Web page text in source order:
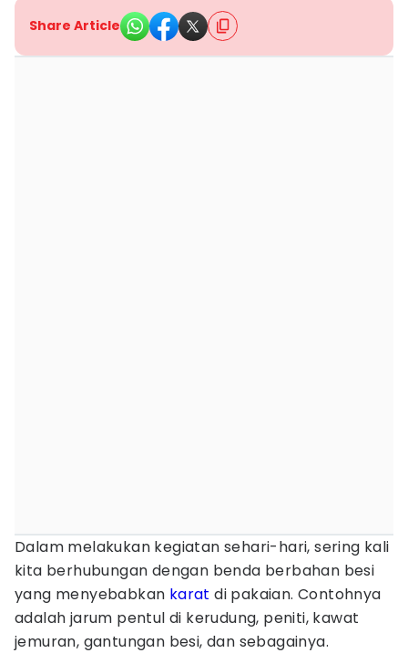
Share Article
Dalam melakukan kegiatan sehari-hari, sering kali
kita berhubungan dengan benda berbahan besi
yang menyebabkan karat di pakaian. Contohnya
adalah jarum pentul di kerudung, peniti, kawat
jemuran, gantungan besi, dan sebagainya.